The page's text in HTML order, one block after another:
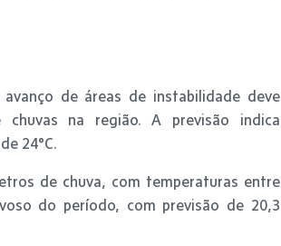
de áreas de instabilidade deve
na região. A previsão indica
24°C.
de chuva, com temperaturas entre
do período, com previsão de 20,3